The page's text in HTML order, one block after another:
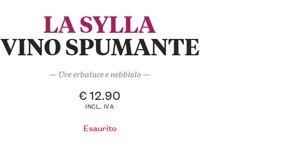
LA SYLLA
VINO SPUMANTE
— Uve erbaluce e nebbiolo —
€12.90
INCL. IVA
Esaurito